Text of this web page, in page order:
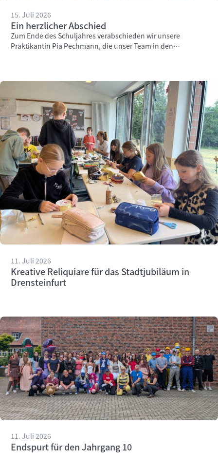
15. Juli 2026
Ein herzlicher Abschied
Zum Ende des Schuljahres verabschieden wir unsere
Praktikantin Pia Pechmann, die unser Team in den
11. Juli 2026
Kreative Reliquiare für das Stadtjubiläum in
Drensteinfurt
11. Juli 2026
Endspurt für den Jahrgang 10